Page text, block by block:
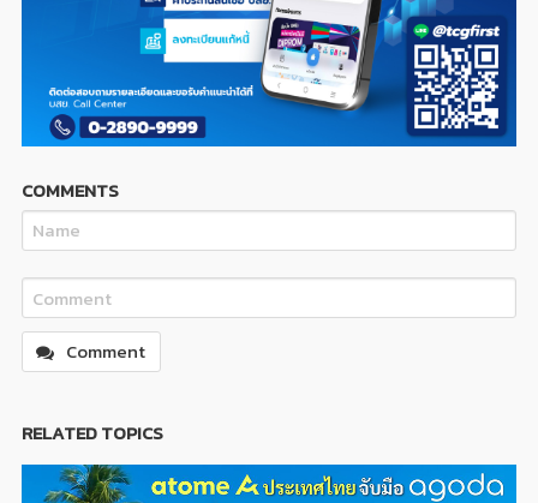
COMMENTS
Comment
RELATED TOPICS